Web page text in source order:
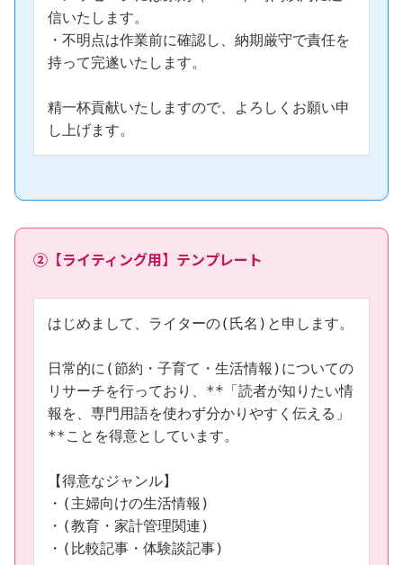
信いたします。
・不明点は作業前に確認し、納期厳守で責任を
持って完遂いたします。
精一杯貢献いたしますので、よろしくお願い申
し上げます。
②【ライティング用】テンプレート
はじめまして、ライターの(氏名)と申します。
日常的に(節約・子育て・生活情報)についての
リサーチを行っており、**「読者が知りたい情
報を、専門用語を使わず分かりやすく伝える」
**ことを得意としています。
【得意なジャンル】
・(主婦向けの生活情報)
・(教育・家計管理関連)
・(比較記事・体験談記事)